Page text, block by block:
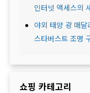
인터넷 액세스의
야외 태양 광 매
스타버스트 조명
쇼핑 카테고리